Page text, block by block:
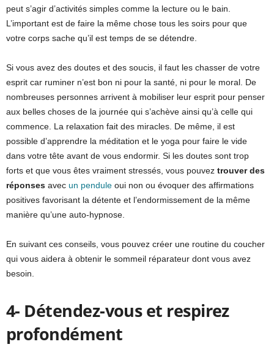
peut s’agir d’activités simples comme la lecture ou le bain.
L’important est de faire la même chose tous les soirs pour que
votre corps sache qu’il est temps de se détendre.
Si vous avez des doutes et des soucis, il faut les chasser de votre
esprit car ruminer n’est bon ni pour la santé, ni pour le moral. De
nombreuses personnes arrivent à mobiliser leur esprit pour penser
aux belles choses de la journée qui s’achève ainsi qu’à celle qui
commence. La relaxation fait des miracles. De même, il est
possible d’apprendre la méditation et le yoga pour faire le vide
dans votre tête avant de vous endormir. Si les doutes sont trop
forts et que vous êtes vraiment stressés, vous pouvez trouver des
réponses avec un pendule oui non ou évoquer des affirmations
positives favorisant la détente et l’endormissement de la même
manière qu’une auto-hypnose.
En suivant ces conseils, vous pouvez créer une routine du coucher
qui vous aidera à obtenir le sommeil réparateur dont vous avez
besoin.
4- Détendez-vous et respirez
profondément